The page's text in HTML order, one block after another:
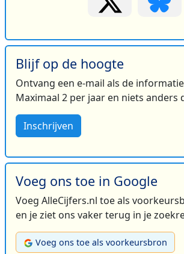
Blijf op de hoogte
Ontvang een e-mail als de
Maximaal 2 per jaar en niets anders
Inschrijven
Voeg ons toe in Google
Voeg AlleCijfers.nl toe als
en je ziet ons vaker terug in je
Voeg ons toe als voorkeursbron